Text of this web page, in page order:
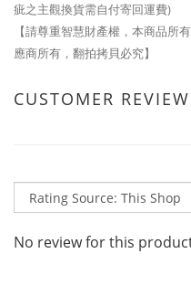
疵之主觀換貨需自付寄回運費)
【請尊重智慧財產權，本商品所
應商所有，翻拍拷貝必究】
CUSTOMER
No review for this